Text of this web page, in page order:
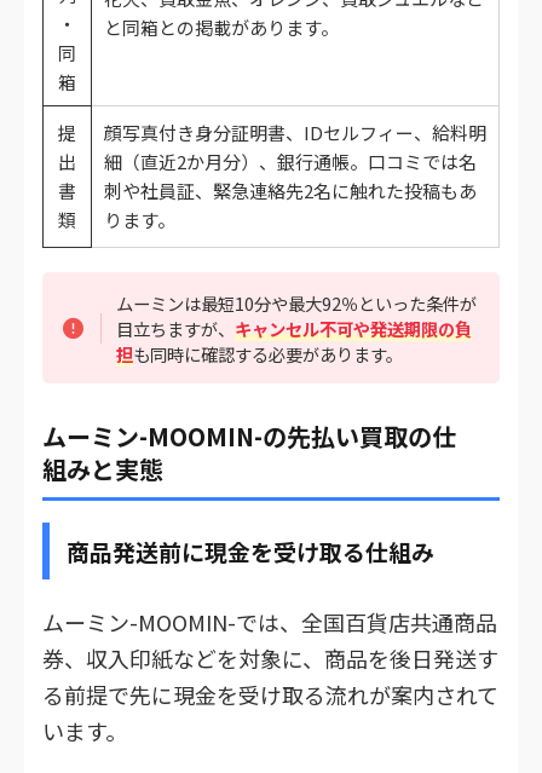
・
同
箱
と同箱との掲載があります。
提
出
書
類
顔写真付き身分証明書、IDセルフィー、給料明
細（直近2か月分）、銀行通帳。口コミでは名
刺や社員証、緊急連絡先2名に触れた投稿もあ
ります。
ムーミンは最短10分や最大92％といった条件が
目立ちますが、キャンセル不可や発送期限の負
担も同時に確認する必要があります。
ムーミン-MOOMIN-の先払い買取の仕
組みと実態
商品発送前に現金を受け取る仕組み
ムーミン-MOOMIN-では、全国百貨店共通商品
券、収入印紙などを対象に、商品を後日発送す
る前提で先に現金を受け取る流れが案内されて
います。